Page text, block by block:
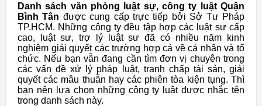
Danh sách văn phòng luật sự, công ty luật Quận
Bình Tân được cung cấp trực tiếp bởi Sở Tư Pháp
TP.HCM. Những công ty đều tập hợp các luật sư cấp
cao, luật sư, trợ lý luật sư đã có nhiều năm kinh
nghiệm giải quyết các trường hợp cả về cá nhân và tổ
chức. Nếu bạn vẫn đang cần tìm đơn vị chuyên trong
các vấn đề xử lý pháp luật, tranh chấp tài sản, giải
quyết các mâu thuẫn hay các phiên tòa kiện tụng. Thì
bạn nên lựa chọn những công ty luật được nhắc tên
trong danh sách này.